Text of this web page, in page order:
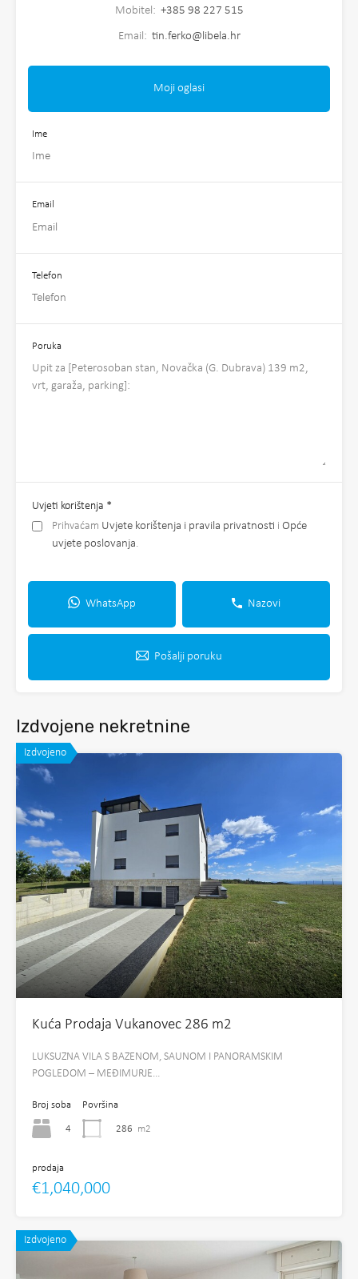
Mobitel: +385 98 227 515
Email: tin.ferko@libela.hr
Moji oglasi
Ime
Email
Telefon
Poruka
Uvjeti korištenja *
Prihvaćam Uvjete korištenja i pravila privatnosti i Opće
uvjete poslovanja.
WhatsApp Nazovi
Pošalji poruku
Izdvojene nekretnine
Izdvojeno
Kuća Prodaja Vukanovec 286 m2
LUKSUZNA VILA S BAZENOM, SAUNOM I PANORAMSKIM
POGLEDOM – MEĐIMURJE…
Broj soba
4
Površina
286 m2
prodaja
€1,040,000
Izdvojeno